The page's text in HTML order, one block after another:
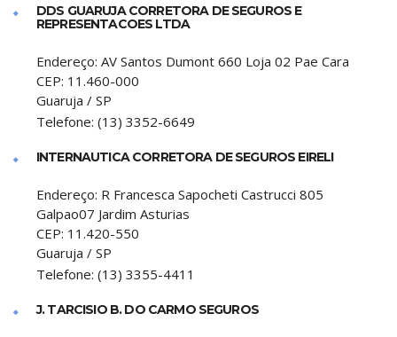
DDS GUARUJA CORRETORA DE SEGUROS E
REPRESENTACOES LTDA
Endereço: AV Santos Dumont 660 Loja 02 Pae Cara
CEP: 11.460-000
Guaruja / SP
Telefone: (13) 3352-6649
INTERNAUTICA CORRETORA DE SEGUROS EIRELI
Endereço: R Francesca Sapocheti Castrucci 805
Galpao07 Jardim Asturias
CEP: 11.420-550
Guaruja / SP
Telefone: (13) 3355-4411
J. TARCISIO B. DO CARMO SEGUROS